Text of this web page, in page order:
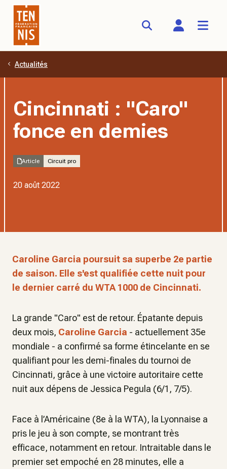
Aller au contenu principal
Actualités
Cincinnati : "Caro"
fonce en demies
Article Circuit pro
20 août 2022
Caroline Garcia poursuit sa superbe 2e partie
de saison. Elle s'est qualifiée cette nuit pour
le dernier carré du WTA 1000 de Cincinnati.
La grande "Caro" est de retour. Épatante depuis
deux mois, Caroline Garcia - actuellement 35e
mondiale - a confirmé sa forme étincelante en se
qualifiant pour les demi-finales du tournoi de
Cincinnati, grâce à une victoire autoritaire cette
nuit aux dépens de Jessica Pegula (6/1, 7/5).
Face à l’Américaine (8e à la WTA), la Lyonnaise a
pris le jeu à son compte, se montrant très
efficace, notamment en retour. Intraitable dans le
premier set empoché en 28 minutes, elle a